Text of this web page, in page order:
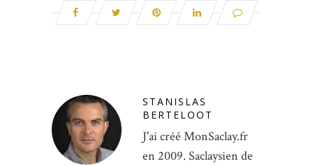
STANISLAS
BERTELOOT
J'ai créé MonSaclay.fr
en 2009. Saclaysien de